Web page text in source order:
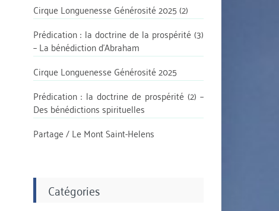
Cirque Longuenesse Générosité 2025 (2)
Prédication : la doctrine de la prospérité (3)
– La bénédiction d’Abraham
Cirque Longuenesse Générosité 2025
Prédication : la doctrine de prospérité (2) –
Des bénédictions spirituelles
Partage / Le Mont Saint-Helens
Catégories